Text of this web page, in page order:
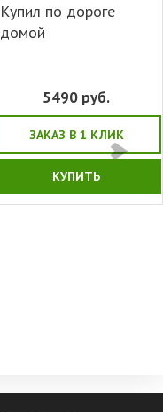
Купил по дороге
домой
5490 руб.
ЗАКАЗ В 1 КЛИК
КУПИТЬ